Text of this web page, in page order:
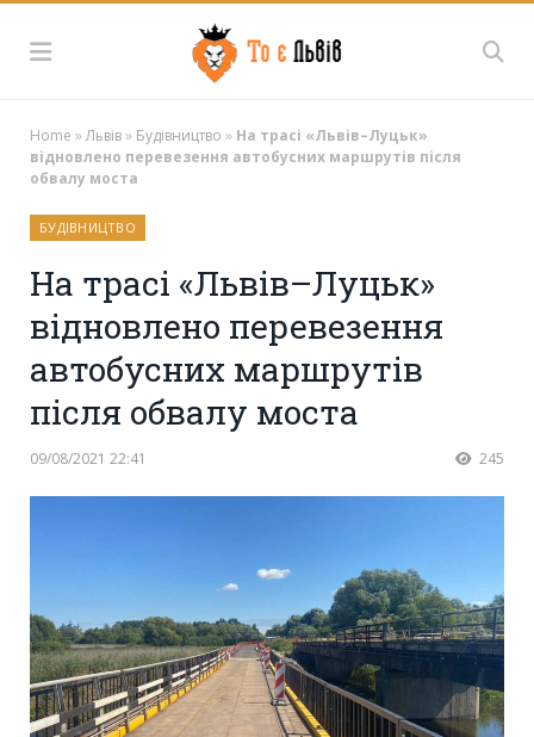
Home »Львів» Будівництво » На трасі «Львів–Луцьк»
відновлено перевезення автобусних маршрутів після
обвалу моста
БУДІВНИЦТВО
На трасі «Львів–Луцьк»
відновлено перевезення
автобусних маршрутів
після обвалу моста
09/08/2021 22:41 245